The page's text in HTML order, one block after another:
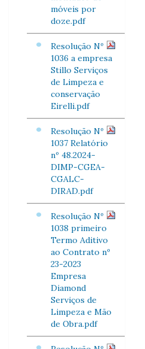
móveis por
doze.pdf
Resolução Nº
1036 a empresa
Stillo Serviços
de Limpeza e
conservação
Eirelli.pdf
Resolução Nº
1037 Relatório
nº 48.2024-
DIMP-CGEA-
CGALC-
DIRAD.pdf
Resolução Nº
1038 primeiro
Termo Aditivo
ao Contrato nº
23-2023
Empresa
Diamond
Serviços de
Limpeza e Mão
de Obra.pdf